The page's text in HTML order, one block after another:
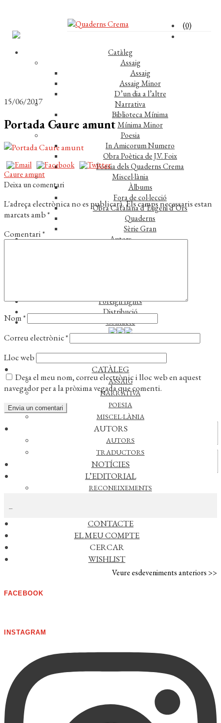
(0)
Catàleg
Assaig
Assaig
Assaig Minor
D’un dia a l’altre
Narrativa
Biblioteca Mínima
Mínima Minor
Poesia
In Amicorum Numero
Obra Poètica de J.V. Foix
Poesia dels Quaderns Crema
Miscel·lània
Àlbums
Fora de col·lecció
Obra Catalana d’Eugeni d’Ors
Quaderns
Sèrie Gran
Autors
Foreign rights
Distribució
Contacte
CATÀLEG
ASSAIG
NARRATIVA
POESIA
MISCEL·LÀNIA
AUTORS
AUTORS
TRADUCTORS
NOTÍCIES
L’EDITORIAL
RECONEIXEMENTS
CONTACTE
EL MEU COMPTE
CERCAR
WISHLIST
15/06/2017
Portada Caure amunt
Navegació
d'entrades
Entrada
anterior:
Caure amunt
Deixa un comentari
L'adreça electrònica no es publicarà.Els camps necessaris estan
marcats amb*
Comentari*
Nom*
Correu electrònic*
Lloc web
Desa el meu nom, correu electrònic i lloc web en aquest
navegador per a la pròxima vegada que comenti.
Actualitat
Vídeos
CERCAR NOTÍCIES
AGENDA
No s'han trobat esdeveniments
Veure esdeveniments anteriors >>
FACEBOOK
INSTAGRAM